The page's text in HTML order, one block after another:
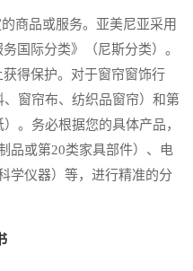
品或服务。亚美尼亚采用
国际分类》（尼斯分类）。
得保护。对于窗帘窗饰行
窗帘布、纺织品窗帘）和第
。务必根据您的具体产品，
品或第20类家具部件）、电
学仪器）等，进行精准的分